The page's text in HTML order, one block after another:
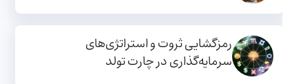
رمزگشایی ثروت و استراتژی‌های
سرمایه‌گذاری در چارت تولد